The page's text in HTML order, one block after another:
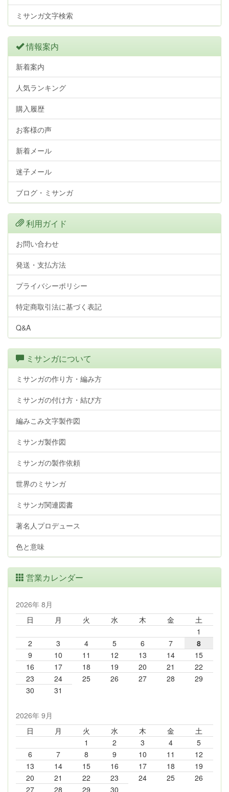
ミサンガ文字検索
情報案内
新着案内
人気ランキング
購入履歴
お客様の声
新着メール
迷子メール
ブログ・ミサンガ
利用ガイド
お問い合わせ
発送・支払方法
プライバシーポリシー
特定商取引法に基づく表記
Q&A
ミサンガについて
ミサンガの作り方・編み方
ミサンガの付け方・結び方
編みこみ文字製作図
ミサンガ製作図
ミサンガの製作依頼
世界のミサンガ
ミサンガ関連図書
著名人プロデュース
色と意味
営業カレンダー
2026年 8月
日
月 火 水 木 金
土
1
2
3 4 5 6 7
8
9
10 11 12 13 14
15
16
17 18 19 20 21
22
23
24 25 26 27 28
29
30
31
2026年 9月
日
月 火 水 木 金
土
1
2 3 4
5
6
7 8 9 10 11
12
13
14 15 16 17 18
19
20
21 22 23 24 25
26
27
28 29 30